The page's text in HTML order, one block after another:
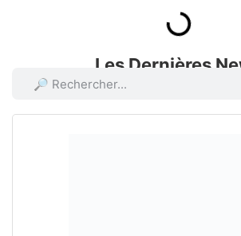
Les Dernières